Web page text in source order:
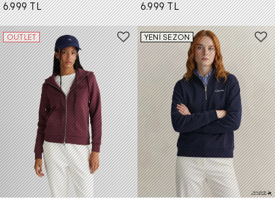
6.999 TL 6.999 TL
OUTLET YENİ SEZON